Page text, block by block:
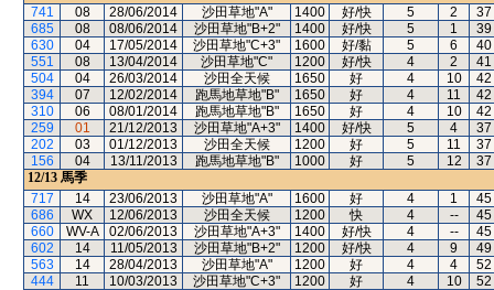
741
08 28/06/2014 沙田草地"A" 1400 好/快 5 2
37
685
08 08/06/2014 沙田草地"B+2" 1400 好/快 5 1
39
630
04 17/05/2014 沙田草地"C+3" 1600 好/黏 5 6
40
551
08 13/04/2014 沙田草地"C" 1200 好/快 4 2
41
504
04 26/03/2014 沙田全天候 1650 好 4 10
42
394
07 12/02/2014 跑馬地草地"B" 1650 好 4 11
42
310
06 08/01/2014 跑馬地草地"B" 1650 好 4 10
42
259
01 21/12/2013 沙田草地"A+3" 1400 好/快 5 4
37
202
03 01/12/2013 沙田全天候 1200 好 5 11
37
156
04 13/11/2013 跑馬地草地"B" 1000 好 5 12
37
12/13 馬季
717
14 23/06/2013 沙田草地"A" 1600 好 4 1
45
686
WX 12/06/2013 沙田全天候 1200 快 4 --
45
660
WV-A 02/06/2013 沙田草地"A+3" 1400 好/快 4 --
45
602
14 11/05/2013 沙田草地"B+2" 1200 好/快 4 9
49
563
14 28/04/2013 沙田草地"A" 1200 好 4 4
52
444
11 10/03/2013 沙田草地"C+3" 1200 好 4 10 52